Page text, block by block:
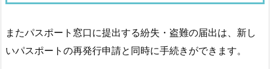
またパスポート窓口に提出する紛失・盗難の届出は、新し
いパスポートの再発行申請と同時に手続きができます。